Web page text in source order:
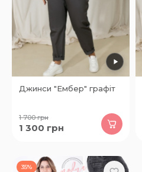
Джинси "Ембер" графіт
1 700грн
1 300 грн
35%